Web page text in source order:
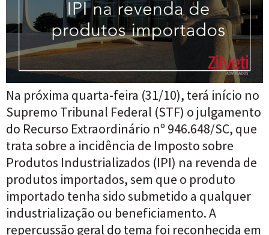
Na próxima quarta-feira (31/10), terá início no
Supremo Tribunal Federal (STF) o julgamento
do Recurso Extraordinário nº 946.648/SC, que
trata sobre a incidência de Imposto sobre
Produtos Industrializados (IPI) na revenda de
produtos importados, sem que o produto
importado tenha sido submetido a qualquer
industrialização ou beneficiamento. A
repercussão geral do tema foi reconhecida em